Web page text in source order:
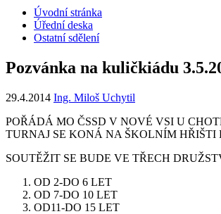
Úvodní stránka
Úřední deska
Ostatní sdělení
Pozvánka na kuličkiádu
29.4.2014 Ing. Miloš Uchytil
POŘÁDÁ MO ČSSD V NOVÉ VSI U
TURNAJ SE KONÁ NA ŠKOLNÍM HŘIŠTI
SOUTĚŽIT SE BUDE VE TŘECH
OD 2-DO 6 LET
OD 7-DO 10 LET
OD11-DO 15 LET